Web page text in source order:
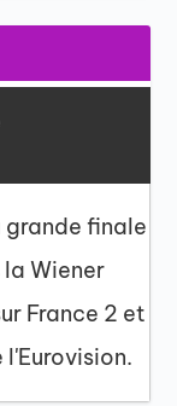
grande finale
Wiener
France 2 et